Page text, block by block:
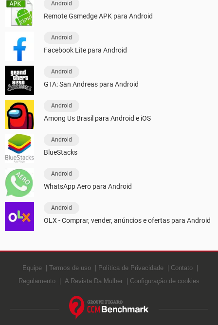
Android
Remote Gsmedge APK para Android
Android
Facebook Lite para Android
Android
GTA: San Andreas para Android
Android
Among Us Brasil para Android e iOS
Android
BlueStacks
Android
WhatsApp Aero para Android
Android
OLX - Comprar, vender, anúncios e ofertas para Android
Equipe Termos de uso Política de Privacidade
Contato
Regulamento
A Revista Da Mulher Configuração de cookies